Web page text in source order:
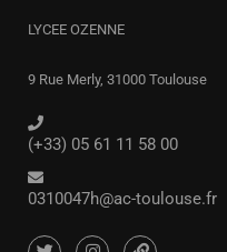
LYCEE OZENNE
9 Rue Merly, 31000 Toulouse
(+33) 05 61 11 58 00
0310047h@ac-toulouse.fr